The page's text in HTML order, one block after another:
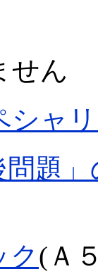
せん
シャ
問題
ク(Ａ